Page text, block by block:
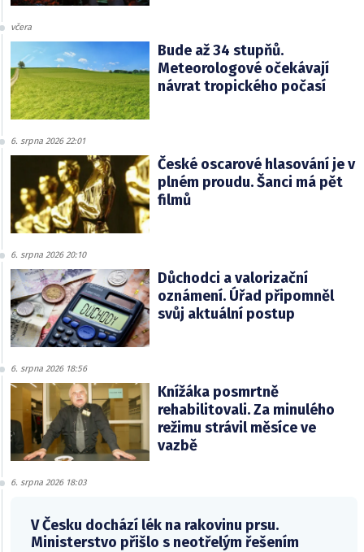
včera
Bude až 34 stupňů.
Meteorologové očekávají
návrat tropického počasí
6. srpna 2026 22:01
České oscarové hlasování je v
plném proudu. Šanci má pět
filmů
6. srpna 2026 20:10
Důchodci a valorizační
oznámení. Úřad připomněl
svůj aktuální postup
6. srpna 2026 18:56
Knížáka posmrtně
rehabilitovali. Za minulého
režimu strávil měsíce ve
vazbě
6. srpna 2026 18:03
V Česku dochází lék na rakovinu prsu.
Ministerstvo přišlo s neotřelým řešením